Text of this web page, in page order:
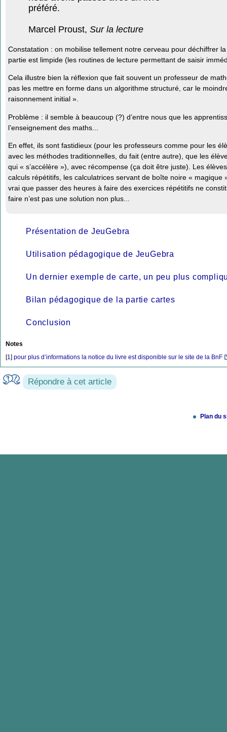
préféré.
Marcel Proust, Sur la lecture
Constatation : on mobilise tellement notre cerveau pour déchiffrer
partie est limpide (les routines de lecture permettant de saisir
Cela illustre bien la réflexion que fait souvent un professeur de
pas les mettre en forme dans un algorithme structuré, car le
raisonnement initial ».
Problème : il semble à beaucoup (?) d’entre nous que les
l’enseignement des maths...
En effet, ils sont fastidieux (pour les professeurs comme pour les
avec les méthodes traditionnelles, du fait (entre autre), que les
qui « s’accélère »), avec récompense (ça doit être juste). Les
calculs répétitifs, les calculatrices servant de boîte noire « magique
vrai que passer des heures à faire des exercices répétitifs ne
faire n’est pas une solution non plus...
Présentation de JeuGebra
Utilisation pédagogique de JeuGebra
Un dernier exemple de carte, un peu plus
Bilan pédagogique de la partie cartes
Conclusion
Notes
[1] pour plus d’informations la notice du livre est disponible sur le site de la BnF
Répondre à cet article
Plan du